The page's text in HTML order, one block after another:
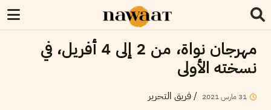
مهرجان نواة، من 2 إلى 4 أفريل، في
نسخته الأولى
31 مارس2021
/فريق التحرير